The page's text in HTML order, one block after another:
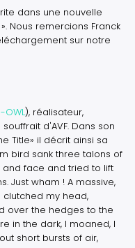
dans une nouvelle
Nous remercions Franck
sur notre
OWL), réalisateur,
d'AVF. Dans son
Title» il décrit ainsi sa
bird sank three talons of
face and tried to lift
Just wham ! A massive,
clutched my head,
over the hedges to the
in the dark, I moaned, I
short bursts of air,